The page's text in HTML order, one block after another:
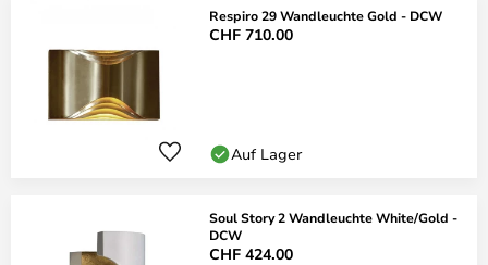
Respiro 29 Wandleuchte Gold - DCW
CHF 710.00
Auf Lager
Soul Story 2 Wandleuchte White/Gold -
DCW
CHF 424.00